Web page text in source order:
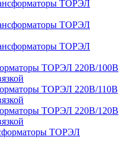
ТОРЭЛ
ТОРЭЛ
ТОРЭЛ
ТОРЭЛ 220В/100В
ТОРЭЛ 220В/110В
ТОРЭЛ 220В/120В
ТОРЭЛ